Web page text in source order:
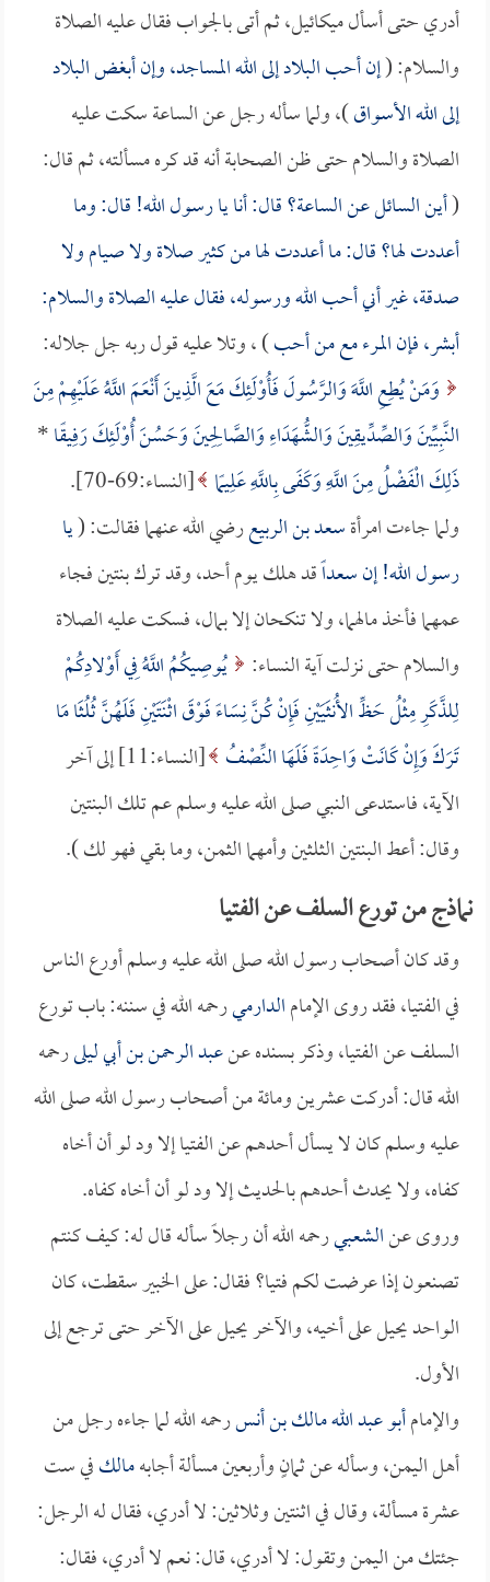
أدري حتى أسأل ميكائيل، ثم أتى بالجواب فقال عليه الصلاة
والسلام: (إن أحب البلاد إلى الله المساجد، وإن أبغض البلاد
إلى الله الأسواق)، ولما سأله رجل عن الساعة سكت عليه
الصلاة والسلام حتى ظن الصحابة أنه قد كره مسألته، ثم قال:
(أين السائل عن الساعة؟ قال: أنا يا رسول الله! قال: وما
أعددت لها؟ قال: ما أعددت لها من كثير صلاة ولا صيام ولا
صدقة، غير أني أحب الله ورسوله، فقال عليه الصلاة والسلام:
أبشر، فإن المرء مع من أحب) ، وتلا عليه قول ربه جل جلاله:
وَمَنْ يُطِعِ اللَّهَ وَالرَّسُولَ فَأُوْلَئِكَ مَعَ الَّذِينَ أَنْعَمَ اللَّهُ عَلَيْهِمْ مِنَ
النَّبِيِّينَ وَالصِّدِّيقِينَ وَالشُّهَدَاءِ وَالصَّالِحِينَ وَحَسُنَ أُوْلَئِكَ رَفِيقًا*
ذَلِكَ الْفَضْلُ مِنَ اللَّهِ وَكَفَى بِاللَّهِ عَلِيمًا [النساء:69-70].
ولما جاءت امرأةسعد بن الربيعرضي الله عنهما فقالت: (يا
رسول الله! إنسعداًقد هلك يوم أحد، وقد ترك بنتين فجاء
عمهما فأخذ مالهما، ولا تنكحان إلا بمال، فسكت عليه الصلاة
والسلام حتى نزلت آية النساء: يُوصِيكُمُ اللَّهُ فِي أَوْلادِكُمْ
لِلذَّكَرِ مِثْلُ حَظِّ الأُنثَيَيْنِ فَإِنْ كُنَّ نِسَاءً فَوْقَ اثْنَتَيْنِ فَلَهُنَّ ثُلُثَا مَا
تَرَكَ وَإِنْ كَانَتْ وَاحِدَةً فَلَهَا النِّصْفُ
[النساء:11] إلى آخر
الآية، فاستدعى النبي صلى الله عليه وسلم عم تلك البنتين
وقال: أعط البنتين الثلثين وأمهما الثمن، وما بقي فهو لك ).
نماذج من تورع السلف عن الفتيا
وقد كان أصحاب رسول الله صلى الله عليه وسلم أورع الناس
في الفتيا، فقد روى الإمامالدارميرحمه الله في سننه: باب تورع
السلف عن الفتيا، وذكر بسنده عنعبد الرحمن بن أبي ليلىرحمه
الله قال: أدركت عشرين ومائة من أصحاب رسول الله صلى الله
عليه وسلم كان لا يسأل أحدهم عن الفتيا إلا ود لو أن أخاه
كفاه، ولا يحدث أحدهم بالحديث إلا ود لو أن أخاه كفاه.
وروى عنالشعبيرحمه الله أن رجلاً سأله قال له: كيف كنتم
تصنعون إذا عرضت لكم فتيا؟ فقال: على الخبير سقطت، كان
الواحد يحيل على أخيه، والآخر يحيل على الآخر حتى ترجع إلى
الأول.
والإمامأبو عبد الله مالك بن أنسرحمه الله لما جاءه رجل من
أهل اليمن، وسأله عن ثمانٍ وأربعين مسألة أجابهمالكفي ست
عشرة مسألة، وقال في اثنتين وثلاثين: لا أدري، فقال له الرجل:
جئتك من اليمن وتقول: لا أدري، قال: نعم لا أدري، فقال: